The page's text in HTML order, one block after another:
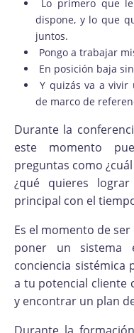
Lo primero que
dispone, y lo que
juntos.
Pongo a trabajar
En posición baja
Y quizás va a
de marco de
Durante la
este momento
preguntas como
¿qué quieres
principal con el
Es el momento de
poner un
conciencia
a tu potencial cliente
y encontrar un plan